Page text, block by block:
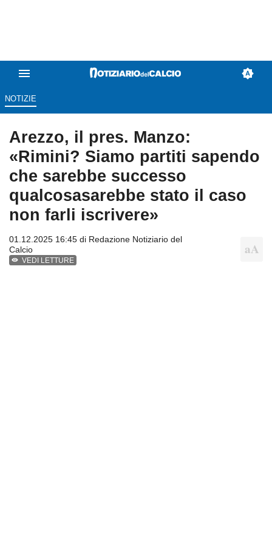
NOTIZIE
Arezzo, il pres. Manzo:
«Rimini? Siamo partiti sapendo
che sarebbe successo
qualcosasarebbe stato il caso
non farli iscrivere»
01.12.2025 16:45 di Redazione Notiziario del
Calcio
VEDI LETTURE